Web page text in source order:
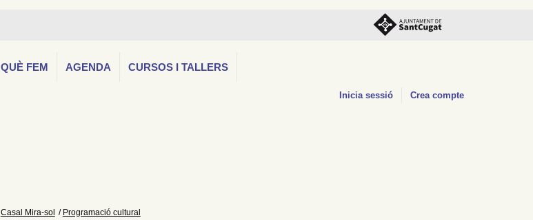
QUÈ FEM AGENDA CURSOS I TALLERS
Inicia sessió Crea compte
Casal Mira-sol Programació cultural